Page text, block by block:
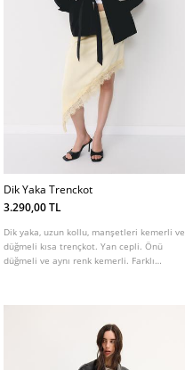
Dik Yaka Trenckot
3.290,00 TL
Dik yaka, uzun kollu, manşetleri kemerli ve
düğmeli kısa trençkot. Yan cepli. Önü
düğmeli ve aynı renk kemerli. Farklı